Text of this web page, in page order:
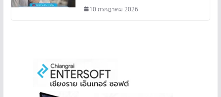
10 กรกฎาคม 2026